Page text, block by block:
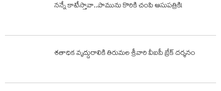
నన్నే కాటేస్తావా..పామును కొరికి చంపి ఆసుపత్రికి!
శతాధిక వృద్దురాలికి తిరుమల శ్రీవారి వీఐపీ బ్రేక్ దర్శనం